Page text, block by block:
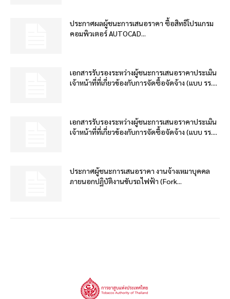
ประกาศผลผู้ชนะการเสนอราคา ซื้อสิทธิโปรแกรม
คอมพิวเตอร์ AUTOCAD...
เอกสารรับรองระหว่างผู้ชนะการเสนอราคาประเมิน
เจ้าหน้าที่ที่เกี่ยวข้องกับการจัดซื้อจัดจ้าง (แบบ รร....
เอกสารรับรองระหว่างผู้ชนะการเสนอราคาประเมิน
เจ้าหน้าที่ที่เกี่ยวข้องกับการจัดซื้อจัดจ้าง (แบบ รร....
ประกาศผู้ชนะการเสนอราคา งานจ้างเหมาบุคคล
ภายนอกปฏิบัติงานขับรถไฟฟ้า (Fork...